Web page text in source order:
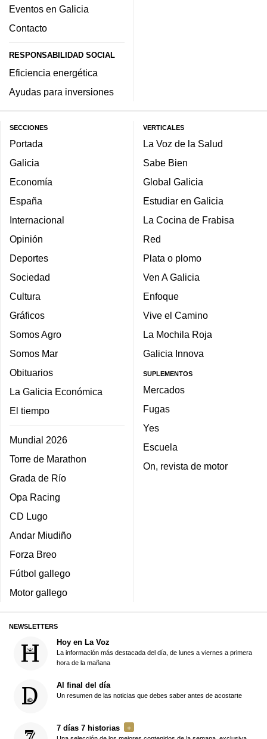
Eventos en Galicia
Contacto
RESPONSABILIDAD SOCIAL
Eficiencia energética
Ayudas para inversiones
SECCIONES
Portada
Galicia
Economía
España
Internacional
Opinión
Deportes
Sociedad
Cultura
Gráficos
Somos Agro
Somos Mar
Obituarios
La Galicia Económica
El tiempo
Mundial 2026
Torre de Marathon
Grada de Río
Opa Racing
CD Lugo
Andar Miudiño
Forza Breo
Fútbol gallego
Motor gallego
VERTICALES
La Voz de la Salud
Sabe Bien
Global Galicia
Estudiar en Galicia
La Cocina de Frabisa
Red
Plata o plomo
Ven A Galicia
Enfoque
Vive el Camino
La Mochila Roja
Galicia Innova
SUPLEMENTOS
Mercados
Fugas
Yes
Escuela
On, revista de motor
NEWSLETTERS
Hoy en La Voz
La información más destacada del día, de lunes a viernes a primera
hora de la mañana
Al final del día
Un resumen de las noticias que debes saber antes de acostarte
7 días 7 historias